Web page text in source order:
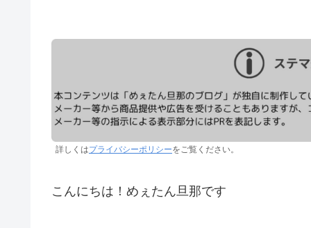
詳しくはプライバシーポリシーをご覧ください。
こんにちは！めぇたん旦那です